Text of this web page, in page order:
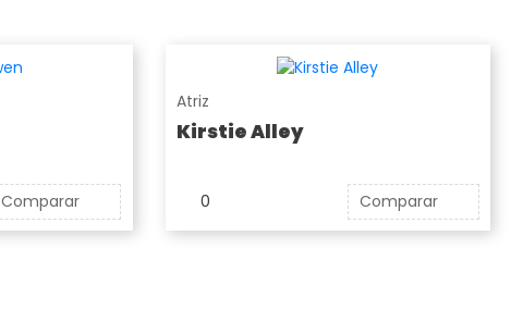
Comparar
Atriz
Kirstie Alley
0 Comparar